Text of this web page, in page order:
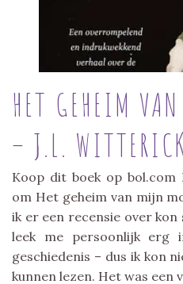
HET GEHEIM
– J.L.
Koop dit boek op bol.com
om Het geheim van mijn
ik er een recensie over
leek me persoonlijk erg
geschiedenis – dus ik kon
kunnen lezen. Het was een